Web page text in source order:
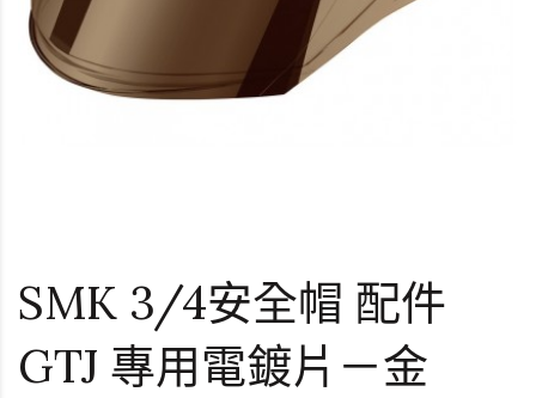
SMK 3/4安全帽 配件
GTJ 專用電鍍片－金